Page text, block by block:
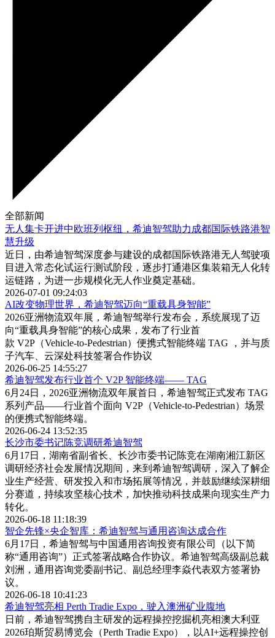
全部新闻
无人集卡开进中欧班列枢纽，希迪智驾助力成都国际铁路港智
慧升级
近日，由希迪智驾深度参与建设的成都国际铁路港无人驾驶项
目进入常态化试运行测试阶段，逐步打通港区集装箱无人化转
运链路，为进一步规模化无人作业奠定基础。
2026-07-01 09:24:03
AI改变物理世界，希迪智驾迈向“重载具身智能”
2026亚洲物流双年展，希迪智驾举行发布会，系统展现了迈
向“重载具身智能”的核心成果，发布了行业首
款 V2P（Vehicle-to-Pedestrian）便携式智能终端 TAG ，并与质
子汽车、云深处科技签署合作协议
2026-06-25 14:55:27
希迪智驾发布行业首个 V2P 智能终端—— TAG
6月24日，2026亚洲物流双年展首日，希迪智驾正式发布 TAG
系列产品——行业首个面向 V2P（Vehicle-to-Pedestrian）场景
的便携式智能终端。
2026-06-24 13:52:35
长沙市委书记陈竞调研希迪智驾
6月17日，湖南省副省长、‌长沙市委书记陈竞在湖南湘江新区
调研经济社会发展情况期间，来到希迪智驾调研，深入了解企
业生产经营、研发投入和市场拓展等情况，并鼓励继续深耕细
分赛道，持续攻坚核心技术，加快推动科技成果向现实生产力
转化。
2026-06-18 11:18:39
智企先锋×央企智库：希迪智驾与通用咨询达成合作
6月17日，希迪智驾与中国通用咨询投资有限公司（以下简
称“通用咨询”）正式签署战略合作协议。希迪智驾高级副总裁
刘洲，通用咨询党委副书记‌、‌副总经理李焱代表双方签署协
议。
2026-06-18 10:41:23
希迪智驾亮相 Perth Tradie Expo，驶入澳洲矿业腹地
日前，希迪智驾携自主研发的远程操控挖掘机亮相澳大利亚
2026珀斯贸易博览会（Perth Tradie Expo），以AI+远程操控创